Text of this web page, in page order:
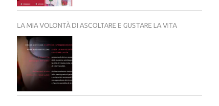
LA MIA VOLONTÀ DI ASCOLTARE E GUSTARE LA VITA